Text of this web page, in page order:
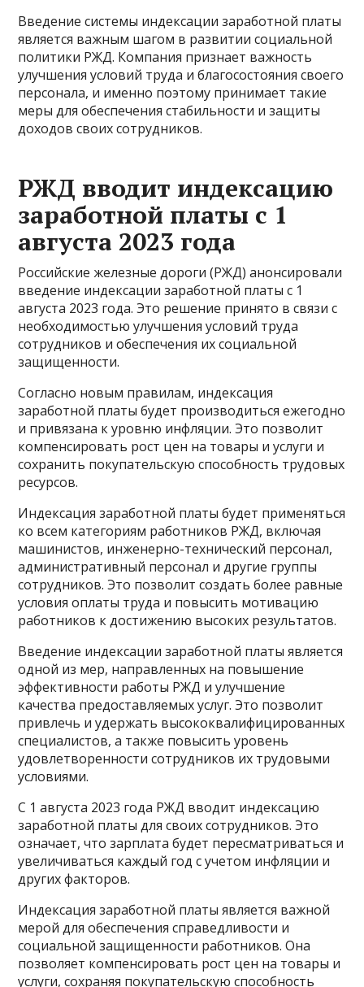
Введение системы индексации заработной платы
является важным шагом в развитии социальной
политики РЖД. Компания признает важность
улучшения условий труда и благосостояния своего
персонала, и именно поэтому принимает такие
меры для обеспечения стабильности и защиты
доходов своих сотрудников.
РЖД вводит индексацию
заработной платы с 1
августа 2023 года
Российские железные дороги (РЖД) анонсировали
введение индексации заработной платы с 1
августа 2023 года. Это решение принято в связи с
необходимостью улучшения условий труда
сотрудников и обеспечения их социальной
защищенности.
Согласно новым правилам, индексация
заработной платы будет производиться ежегодно
и привязана к уровню инфляции. Это позволит
компенсировать рост цен на товары и услуги и
сохранить покупательскую способность трудовых
ресурсов.
Индексация заработной платы будет применяться
ко всем категориям работников РЖД, включая
машинистов, инженерно-технический персонал,
административный персонал и другие группы
сотрудников. Это позволит создать более равные
условия оплаты труда и повысить мотивацию
работников к достижению высоких результатов.
Введение индексации заработной платы является
одной из мер, направленных на повышение
эффективности работы РЖД и улучшение
качества предоставляемых услуг. Это позволит
привлечь и удержать высококвалифицированных
специалистов, а также повысить уровень
удовлетворенности сотрудников их трудовыми
условиями.
С 1 августа 2023 года РЖД вводит индексацию
заработной платы для своих сотрудников. Это
означает, что зарплата будет пересматриваться и
увеличиваться каждый год с учетом инфляции и
других факторов.
Индексация заработной платы является важной
мерой для обеспечения справедливости и
социальной защищенности работников. Она
позволяет компенсировать рост цен на товары и
услуги, сохраняя покупательскую способность